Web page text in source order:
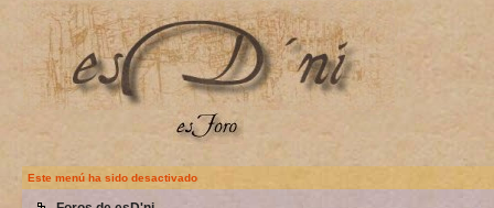
Este menú ha sido desactivado